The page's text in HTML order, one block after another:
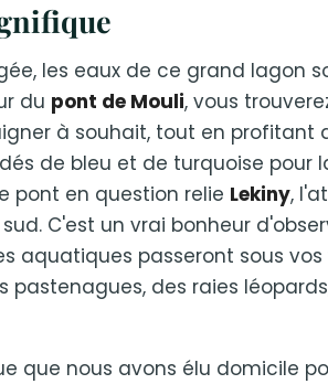
les eaux de ce grand lagon
du pont de Mouli, vous
à souhait, tout en profitant
de bleu et de turquoise pour
pont en question relie Lekiny,
C'est un vrai bonheur
aquatiques passeront sous vos
pastenagues, des raies
que nous avons élu domicile